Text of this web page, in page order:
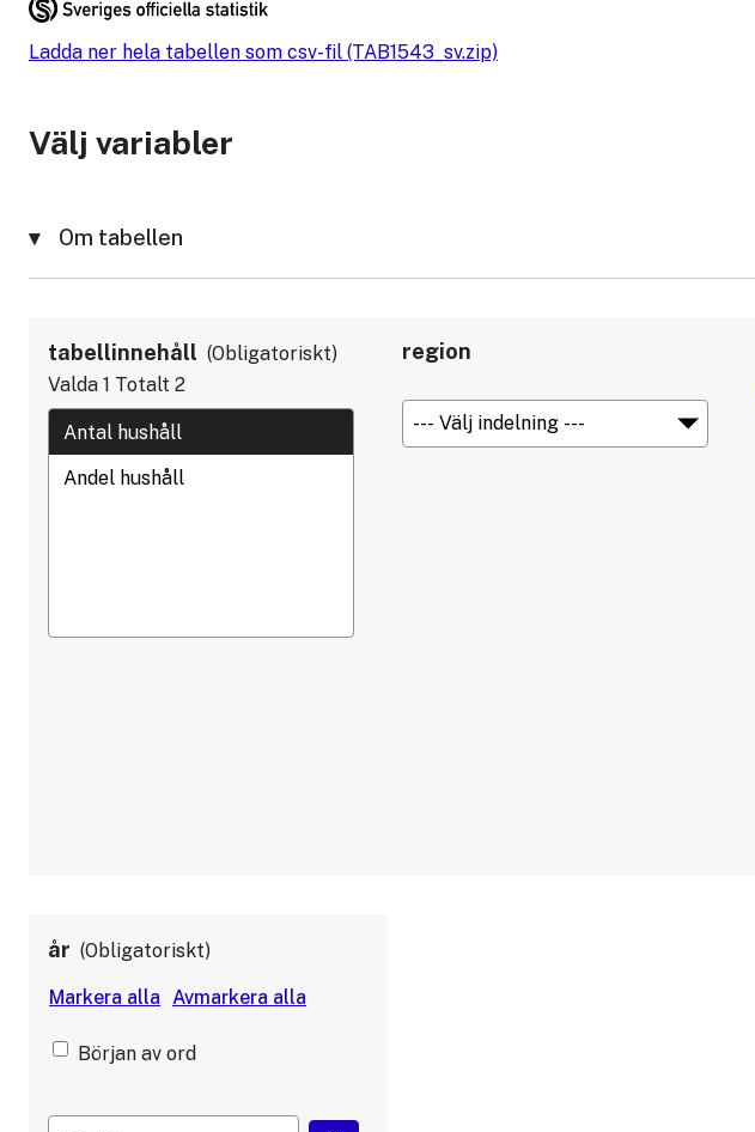
Ladda ner hela tabellen som csv-fil (TAB1543_sv.zip)
Välj variabler
Om tabellen
tabellinnehåll
Obligatoriskt
Valda 1 Totalt 2
region
år Obligatoriskt
Början av ord